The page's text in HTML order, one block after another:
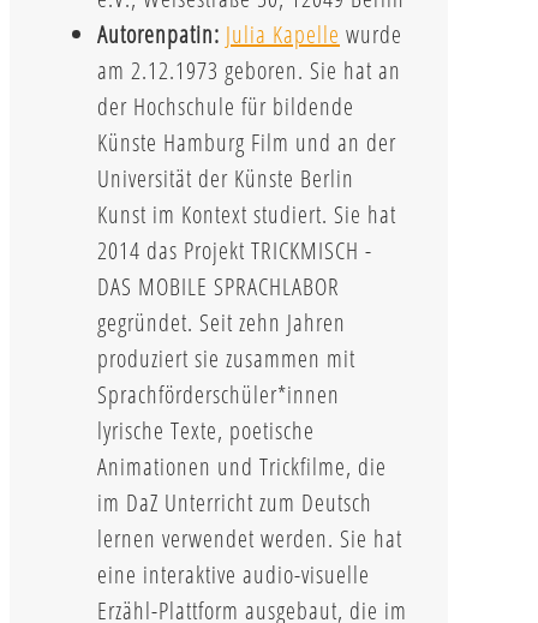
Autorenpatin: Julia Kapelle wurde
am 2.12.1973 geboren. Sie hat an
der Hochschule für bildende
Künste Hamburg Film und an der
Universität der Künste Berlin
Kunst im Kontext studiert. Sie hat
2014 das Projekt TRICKMISCH -
DAS MOBILE SPRACHLABOR
gegründet. Seit zehn Jahren
produziert sie zusammen mit
Sprachförderschüler*innen
lyrische Texte, poetische
Animationen und Trickfilme, die
im DaZ Unterricht zum Deutsch
lernen verwendet werden. Sie hat
eine interaktive audio-visuelle
Erzähl-Plattform ausgebaut, die im